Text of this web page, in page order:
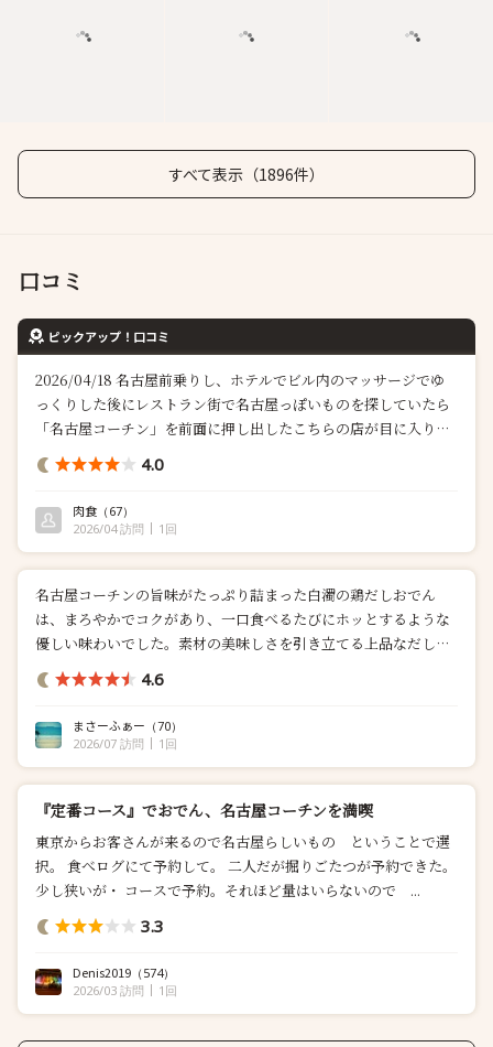
すべて表示（1896件）
口コミ
ピックアップ！口コミ
2026/04/18 名古屋前乗りし、ホテルでビル内のマッサージでゆ
っくりした後にレストラン街で名古屋っぽいものを探していたら
「名古屋コーチン」を前面に押し出したこちらの店が目に入りひ
とりご飯。店内は小さく小さな掘り炬燵式の2人席に案内された。
そこにガスコンロもあるのでかなり狭い。お汁に浸されたじゃ...
4.0
肉食 （67）
2026/04 訪問
1回
名古屋コーチンの旨味がたっぷり詰まった白濁の鶏だしおでん
は、まろやかでコクがあり、一口食べるたびにホッとするような
優しい味わいでした。素材の美味しさを引き立てる上品なだし
で、おでん...
4.6
まさーふぁー （70）
2026/07 訪問
1回
『定番コース』でおでん、名古屋コーチンを満喫
東京からお客さんが来るので名古屋らしいもの ということで選
択。 食べログにて予約して。 二人だが掘りごたつが予約できた。
少し狭いが・ コースで予約。それほど量はいらないので ...
3.3
Denis2019 （574）
2026/03 訪問
1回